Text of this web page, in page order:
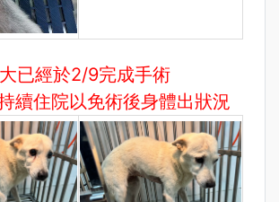
已經於2/9完成手術
續住院以免術後身體出狀況